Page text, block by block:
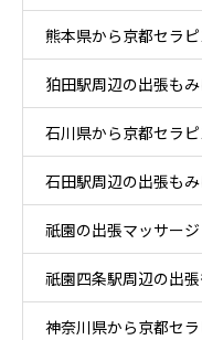
熊本県から京都セラ
狛田駅周辺の出張も
石川県から京都セラ
石田駅周辺の出張も
祇園の出張マッサー
祇園四条駅周辺の出
ケア
神奈川県から京都セ